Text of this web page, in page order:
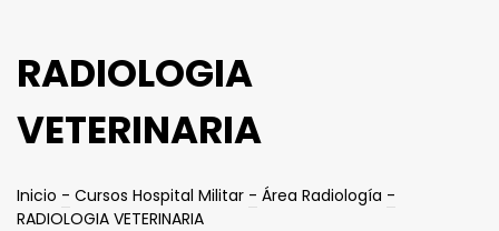
RADIOLOGIA
VETERINARIA
Inicio - Cursos Hospital Militar - Área Radiología -
RADIOLOGIA VETERINARIA